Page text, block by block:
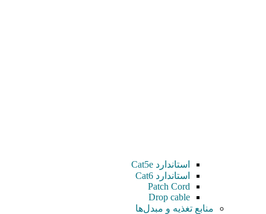
استاندارد Cat5e
استاندارد Cat6
Patch Cord
Drop cable
منابع تغذیه و مبدل‌ها